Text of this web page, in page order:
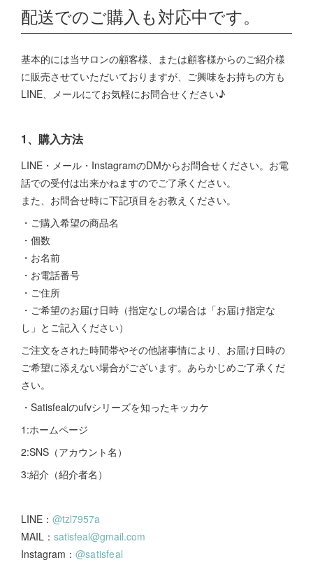
配送でのご購入も対応中です。
基本的には当サロンの顧客様、または顧客様からのご紹介様
に販売させていただいておりますが、ご興味をお持ちの方も
LINE、メールにてお気軽にお問合せください♪
1、購入方法
LINE・メール・InstagramのDMからお問合せください。お電
話での受付は出来かねますのでご了承ください。
また、お問合せ時に下記項目をお教えください。
・ご購入希望の商品名
・個数
・お名前
・お電話番号
・ご住所
・ご希望のお届け日時（指定なしの場合は「お届け指定な
し」とご記入ください）
ご注文をされた時間帯やその他諸事情により、お届け日時の
ご希望に添えない場合がございます。あらかじめご了承くだ
さい。
・Satisfealのufvシリーズを知ったキッカケ
1:ホームページ
2:SNS（アカウント名）
3:紹介（紹介者名）
LINE： @tzl7957a
MAIL： satisfeal@gmail.com
Instagram： @satisfeal